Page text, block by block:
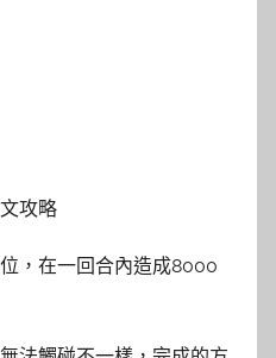
攻略
，在一回合內造成8000